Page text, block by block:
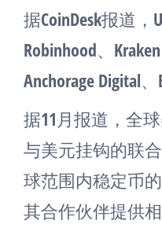
据CoinDesk报道，
Robinhood、
Anchorage Digital、
据11月报道，全
与美元挂钩的联
球范围内稳定币
其合作伙伴提供